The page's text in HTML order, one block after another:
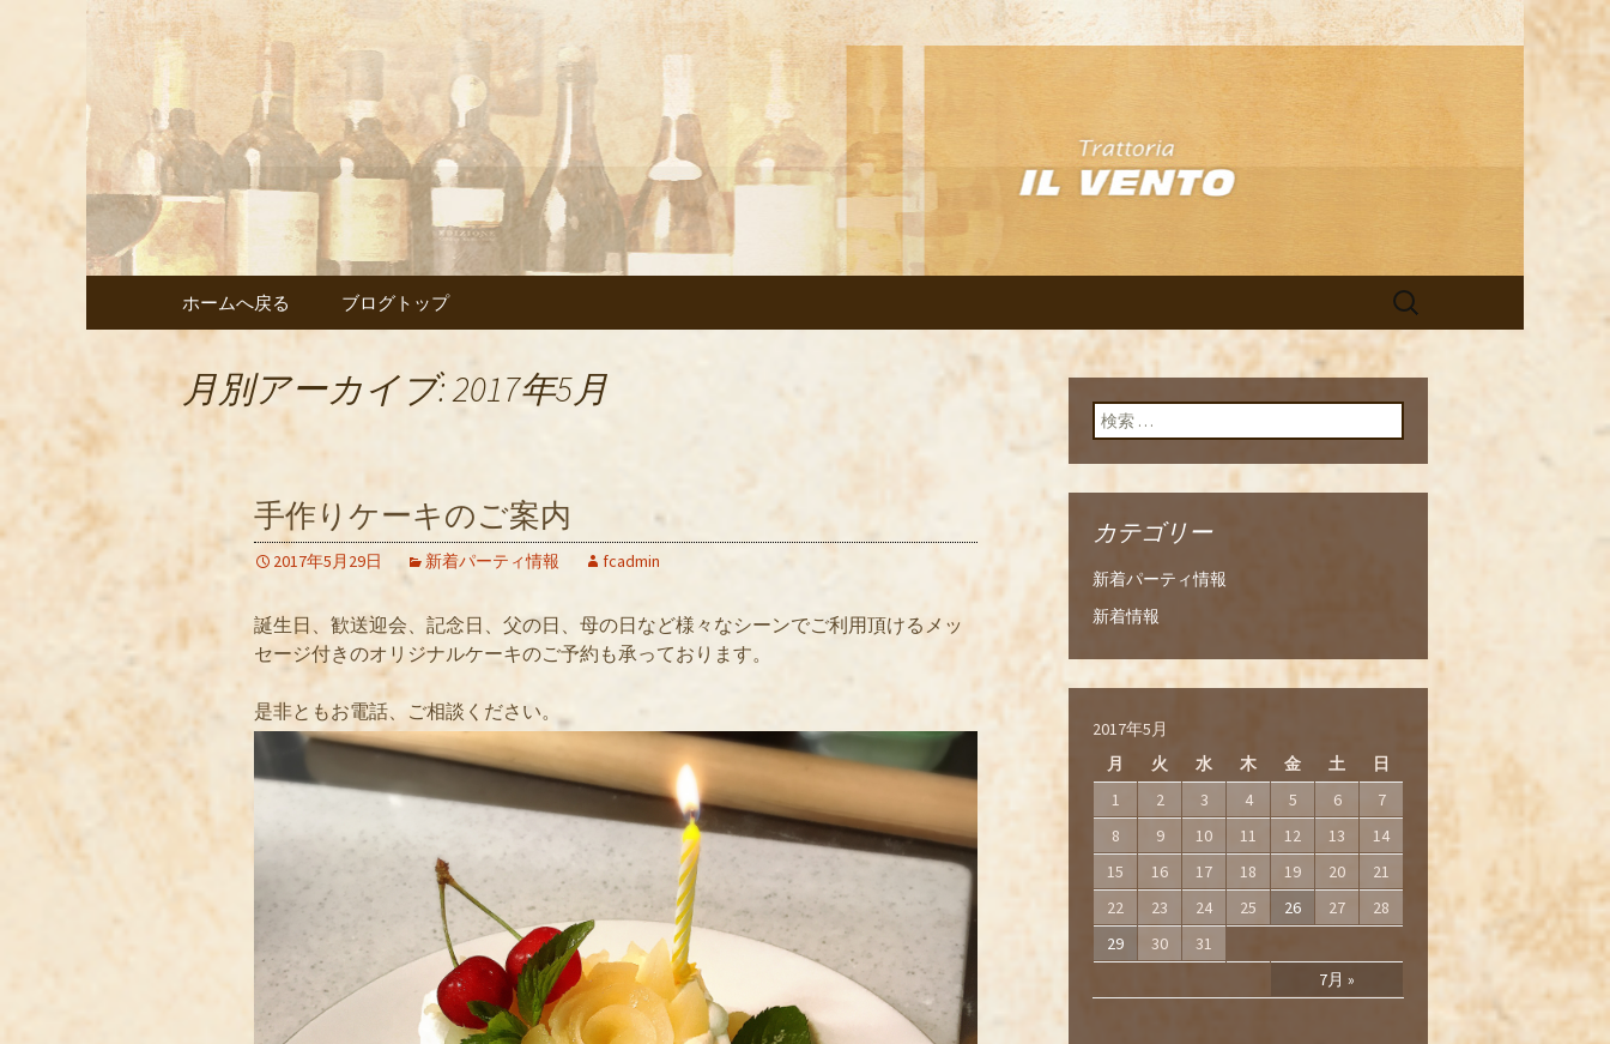
武蔵小杉の美味しいイタリアン「イルヴ
ェント」のブログ
武蔵小杉の美味しいイタリアン「イルヴェント」のブログ
コンテンツへ移動
ホームへ戻る ブログトップ
検
月別アーカイブ: 2017年5月
手作りケーキのご案内
2017年5月29日 新着パーティ情報 fcadmin
誕生日、歓送迎会、記念日、父の日、母の日など様々なシーンでご利用頂けるメッ
セージ付きのオリジナルケーキのご予約も承っております。
是非ともお電話、ご相談ください。
検索:
カテゴリー
新着パーティ情報
新着情報
2017年5月
月
火 水 木 金 土 日
7月 »
1 2 3 4 5 6
7
8
9 10 11 12 13
14
15
16 17 18 19 20
21
22
23 24 25 26 27
28
29
30 31